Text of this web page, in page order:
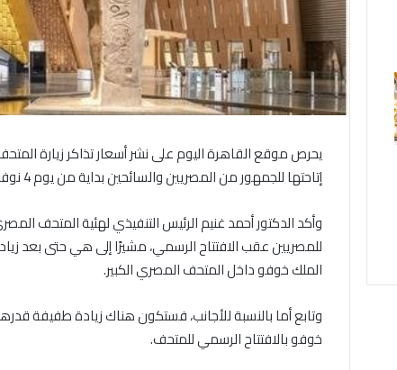
يحرص موقع القاهرة اليوم على نشر أسعار تذاكر زيارة
إتاحتها للجمهور من المصريين والسائحين بداية من يوم 4 نوفمبر.
وأكد الدكتور أحمد غنيم الرئيس التنفيذي لهئية المتحف
للمصريين عقب الافتتاح الرسمي، مشيرًا إلى هي حتى بعد
الملك خوفو داخل المتحف المصري الكبير.
خوفو بالافتتاح الرسمي للمتحف.